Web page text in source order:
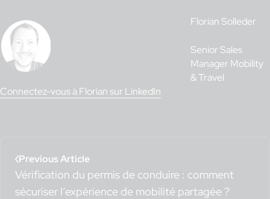
Florian Solleder
Senior Sales
Manager Mobility
& Travel
Connectez-vous à Florian sur LinkedIn
Previous Article
Vérification du permis de conduire : comment
sécuriser l’expérience de mobilité partagée ?